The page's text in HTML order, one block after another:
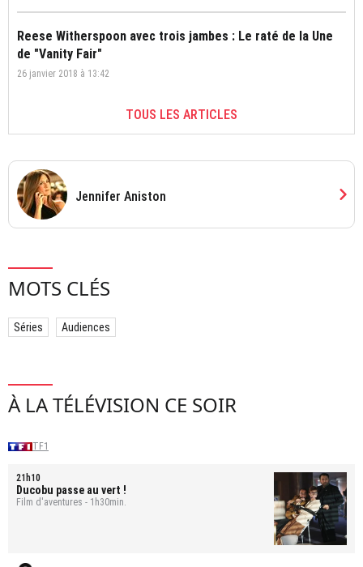
Reese Witherspoon avec trois jambes : Le raté de la Une
de "Vanity Fair"
26 janvier 2018 à 13:42
TOUS LES ARTICLES
Jennifer Aniston chevron_right
MOTS CLÉS
Séries Audiences
À LA TÉLÉVISION CE SOIR
TF1
21h10
Ducobu passe au vert !
Film d'aventures - 1h30min.